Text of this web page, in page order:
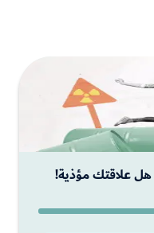
هل علاقتك مؤذية!